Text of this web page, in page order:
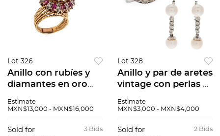
Lot 326
Anillo con rubíes y
diamantes en oro
rubíes corte marquís
diamantes corte 8 x
Estimate
MXN$13,000 - MXN$16,000
3 Bids
Sold for
Lot 328
Anillo y par de aretes
vintage con perlas y
paladio. 5 perlas
crema de 7 y 8 mm.
Estimate
MXN$3,000 - MXN$4,000
2 Bids
Sold for